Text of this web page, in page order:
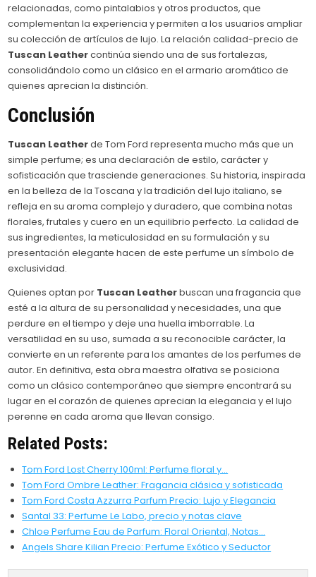
relacionadas, como pintalabios y otros productos, que
complementan la experiencia y permiten a los usuarios ampliar
su colección de artículos de lujo. La relación calidad-precio de
Tuscan Leathercontinúa siendo una de sus fortalezas,
consolidándolo como un clásico en el armario aromático de
quienes aprecian la distinción.
Conclusión
Tuscan Leatherde Tom Ford representa mucho más que un
simple perfume; es una declaración de estilo, carácter y
sofisticación que trasciende generaciones. Su historia, inspirada
en la belleza de la Toscana y la tradición del lujo italiano, se
refleja en su aroma complejo y duradero, que combina notas
florales, frutales y cuero en un equilibrio perfecto. La calidad de
sus ingredientes, la meticulosidad en su formulación y su
presentación elegante hacen de este perfume un símbolo de
exclusividad.
Quienes optan por Tuscan Leatherbuscan una fragancia que
esté a la altura de su personalidad y necesidades, una que
perdure en el tiempo y deje una huella imborrable. La
versatilidad en su uso, sumada a su reconocible carácter, la
convierte en un referente para los amantes de los perfumes de
autor. En definitiva, esta obra maestra olfativa se posiciona
como un clásico contemporáneo que siempre encontrará su
lugar en el corazón de quienes aprecian la elegancia y el lujo
perenne en cada aroma que llevan consigo.
Related Posts:
Tom Ford Lost Cherry 100ml: Perfume floral y…
Tom Ford Ombre Leather: Fragancia clásica y sofisticada
Tom Ford Costa Azzurra Parfum Precio: Lujo y Elegancia
Santal 33: Perfume Le Labo, precio y notas clave
Chloe Perfume Eau de Parfum: Floral Oriental, Notas…
Angels Share Kilian Precio: Perfume Exótico y Seductor